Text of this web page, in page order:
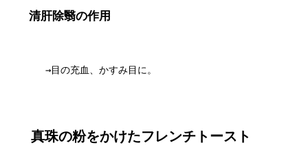
清肝除翳の作用
→目の充血、かすみ目に。
真珠の粉をかけたフレンチトースト